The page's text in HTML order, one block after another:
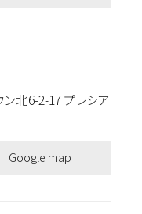
北6-2-17 プレシア
Google map